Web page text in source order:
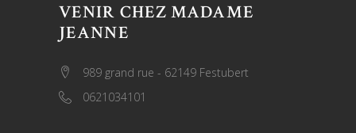
VENIR CHEZ MADAME
JEANNE
989 grand rue - 62149 Festubert
0621034101